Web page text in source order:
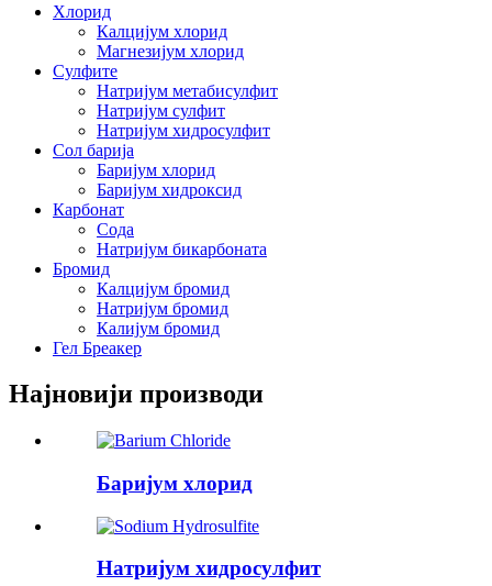
Хлорид
Калцијум хлорид
Магнезијум хлорид
Сулфите
Натријум метабисулфит
Натријум сулфит
Натријум хидросулфит
Сол барија
Баријум хлорид
Баријум хидроксид
Карбонат
Сода
Натријум бикарбоната
Бромид
Калцијум бромид
Натријум бромид
Калијум бромид
Гел Бреакер
Најновији производи
Баријум хлорид
Натријум хидросулфит